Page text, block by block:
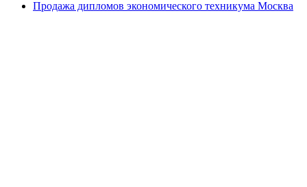
Продажа дипломов экономического техникума Москва